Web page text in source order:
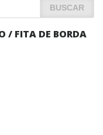
/ FITA DE BORDA